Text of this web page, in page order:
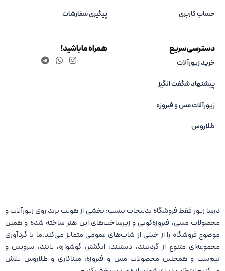
حساب کاربری
پیگیری سفارشات
دسترسی سریع
خرید زیورآلات
پیشنهاد شگفت انگیز
زیورآلات مس و فیروزه‌
طلاروس
همراه ما باشید!
درسا زیور فقط فروشگاه بدلیجات نیست؛ بخشی از هویت برند روی زیورآلات و
محصولات مسی، فیروزه‌کوبی و زیرساخت‌های این هنر ساخته شده و همین
موضوع فروشگاه را از خیلی از شاپ‌های عمومی متمایز می‌کند.ما با گردآوری
مجموعه‌ای متنوع از گردنبند، دستبند، انگشتر، گوشواره، پابند، سرویس و
نیم‌ست و همچنین محصولات مس و فیروزه، میناکاری و طلاروس تلاش